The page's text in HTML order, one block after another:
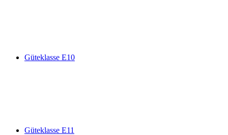
Güteklasse E10
Güteklasse E11